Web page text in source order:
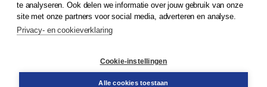
Klantenservice
Service & informatie
Contact
te analyseren. Ook delen we informatie over jouw gebruik van onze
site met onze partners voor social media, adverteren en analyse.
Privacy- en cookieverklaring
Cookie-instellingen
Alle cookies toestaan